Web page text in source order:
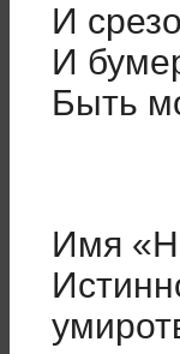
И
И
Быть
Имя